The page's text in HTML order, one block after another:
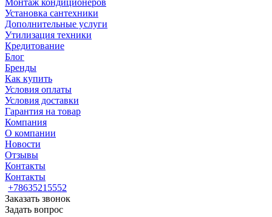
Монтаж кондиционеров
Установка сантехники
Дополнительные услуги
Утилизация техники
Кредитование
Блог
Бренды
Как купить
Условия оплаты
Условия доставки
Гарантия на товар
Компания
О компании
Новости
Отзывы
Контакты
Контакты
+78635215552
Заказать звонок
Задать вопрос